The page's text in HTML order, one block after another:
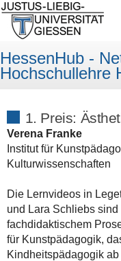
HessenHub -
Hochschullehre
1. Preis:
Verena Franke
Institut für
Kulturwissenschaften
Die Lernvideos in
und Lara Schliebs
fachdidaktischem
für Kunstpädagogik,
Kindheitspädagogik